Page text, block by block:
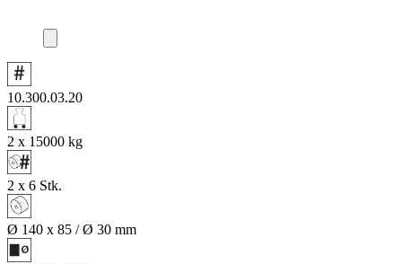
10.300.03.20
2 x 15000 kg
2 x 6 Stk.
Ø 140 x 85 / Ø 30 mm